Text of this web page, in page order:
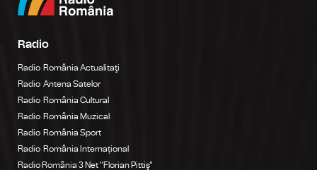
Radio
Radio România Actualitaţi
Radio Antena Satelor
Radio România Cultural
Radio România Muzical
Radio România Sport
Radio România Internațional
Radio România 3 Net "Florian Pittiş"